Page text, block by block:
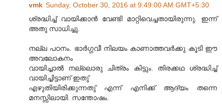
vmk Sunday, October 30, 2016 at 9:49:00 AM GMT+5:30
ശ്രദ്ധിച്ച് വായിക്കാൻ വേണ്ടി മാറ്റിവെച്ചതായിരുന്നു. ഇന്ന്
അതു സാധിച്ചു.
നല്ല പഠനം. ഭാർഗ്ഗവീ നിലയം കാണാത്തവർക്കു കൂടി ഈ
അവലോകനം
വായിച്ചാൽ നല്ലൊരു ചിത്രം കിട്ടും. തിരക്കഥ ശ്രദ്ധിച്ച്
വായിച്ചിട്ടാണ് ഇതു്
എഴുതിയിരിക്കുന്നതു് എന്ന് എനിക്ക് ആദ്യം തന്നെ
മനസ്സിലായി. സന്തോഷം.